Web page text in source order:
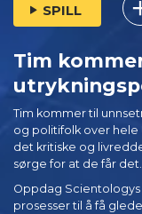
SPILL
Tim
Tim kommer til
og politifolk over hele
det kritiske og
sørge for at de får det.
Oppdag
prosesser til å få